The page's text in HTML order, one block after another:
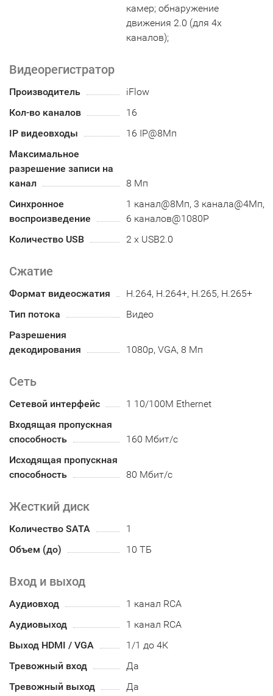
камер; обнаружение
движения 2.0 (для 4х
каналов);
Видеорегистратор
Производитель
iFlow
Кол-во каналов
16
IP видеовходы
16 IP@8Мп
Максимальное
разрешение записи на
канал
8 Мп
Синхронное
воспроизведение
1 канал@8Мп, 3 канала@4Мп,
6 каналов@1080P
Количество USB
2 х USB2.0
Сжатие
Формат видеосжатия
H.264, H.264+, H.265, H.265+
Тип потока
Видео
Разрешения
декодирования
1080p, VGA, 8 Мп
Сеть
Сетевой интерфейс
1 10/100M Ethernet
Входящая пропускная
способность
160 Мбит/с
Исходящая пропускная
способность
80 Мбит/с
Жесткий диск
Количество SATA
1
Объем (до)
10 ТБ
Вход и выход
Аудиовход
1 канал RCA
Аудиовыход
1 канал RCA
Выход HDMI / VGA
1/1 до 4К
Тревожный вход
Да
Тревожный выход
Да